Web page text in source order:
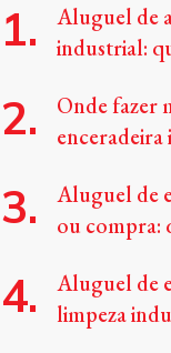
Aluguel de
industrial:
Onde fazer
Aluguel de
ou compra:
Aluguel de
limpeza